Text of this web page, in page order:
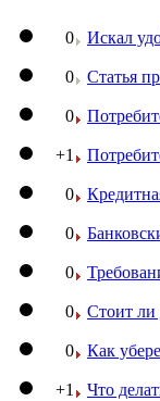
0 Искал
0 Статья
0
+1
0
0
0
0 Стоит ли
0 Как
+1 Что